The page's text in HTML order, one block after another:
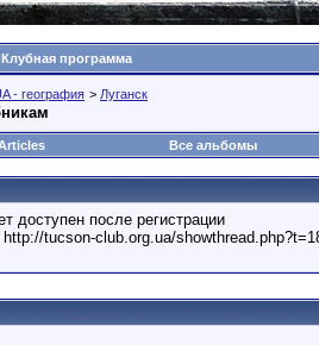
Клубная программа
- география > Луганск
Все альбомы
доступен после регистрации
tucson-club.org.ua/